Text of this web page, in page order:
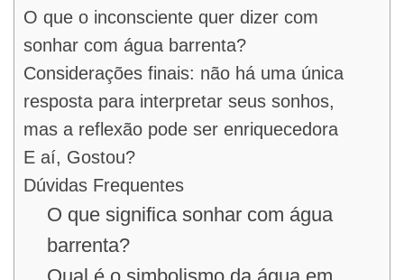
O que o inconsciente quer dizer com
sonhar com água barrenta?
Considerações finais: não há uma única
resposta para interpretar seus sonhos,
mas a reflexão pode ser enriquecedora
E aí, Gostou?
Dúvidas Frequentes
O que significa sonhar com água
barrenta?